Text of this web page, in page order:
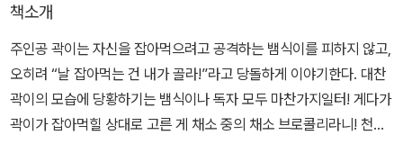
책소개
주인공 곽이는 자신을 잡아먹으려고 공격하는 뱀식이를 피하지 않고,
오히려 “날 잡아먹는 건 내가 골라!”라고 당돌하게 이야기한다. 대찬
곽이의 모습에 당황하기는 뱀식이나 독자 모두 마찬가지일터! 게다가
곽이가 잡아먹힐 상대로 고른 게 채소 중의 채소 브로콜리라니! 천연